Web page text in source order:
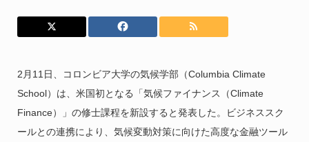
2月11日、コロンビア大学の気候学部（Columbia Climate
School）は、米国初となる「気候ファイナンス（Climate
Finance）」の修士課程を新設すると発表した。ビジネススク
ールとの連携により、気候変動対策に向けた高度な金融ツール